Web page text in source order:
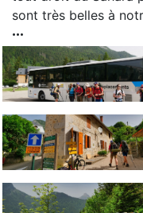
sont très belles à